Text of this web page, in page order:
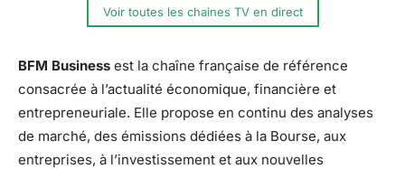
Voir toutes les chaines TV en direct
BFM Business est la chaîne française de référence
consacrée à l’actualité économique, financière et
entrepreneuriale. Elle propose en continu des analyses
de marché, des émissions dédiées à la Bourse, aux
entreprises, à l’investissement et aux nouvelles